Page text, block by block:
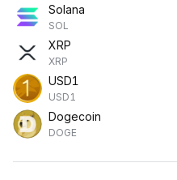
Solana
SOL
XRP
XRP
USD1
USD1
Dogecoin
DOGE